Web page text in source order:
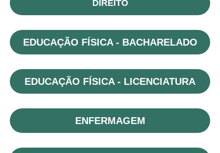
DIREITO
EDUCAÇÃO FÍSICA - BACHARELADO
EDUCAÇÃO FÍSICA - LICENCIATURA
ENFERMAGEM